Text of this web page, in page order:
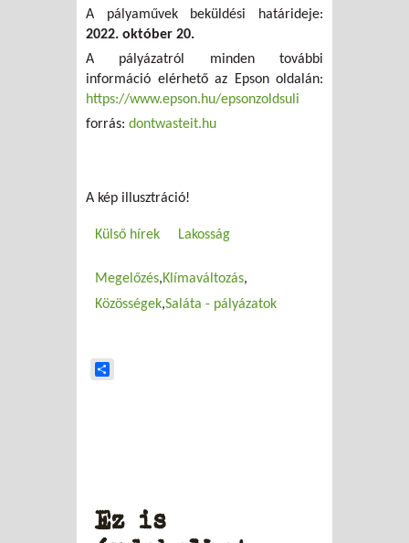
A pályaművek beküldési határideje:
2022. október 20.
A pályázatról minden további
információ elérhető az Epson oldalán:
https://www.epson.hu/epsonzoldsuli
forrás: dontwasteit.hu
A kép illusztráció!
Külső hírek Lakosság
Megelőzés Klímaváltozás
Közösségek Saláta - pályázatok
Ez is